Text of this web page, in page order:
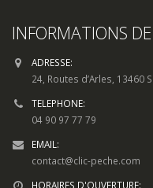
INFORMATIONS
ADRESSE:
24, Routes d’Arles, 13460
TELEPHONE:
04 90 97 77 79
EMAIL:
contact@clic-peche.com
HORAIRES D'OUVERTURE: